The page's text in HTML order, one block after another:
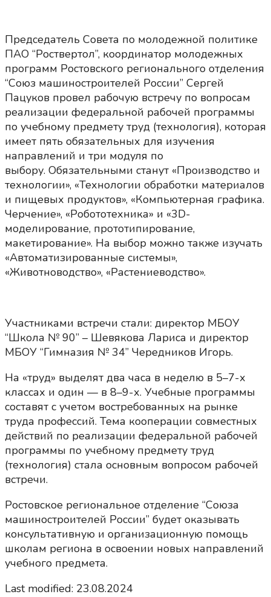
Председатель Совета по молодежной политике
ПАО “Роствертол”, координатор молодежных
программ Ростовского регионального отделения
“Союз машиностроителей России” Сергей
Пацуков провел рабочую встречу по вопросам
реализации федеральной рабочей программы
по учебному предмету труд (технология), которая
имеет пять обязательных для изучения
направлений и три модуля по
выбору. Обязательными станут «Производство и
технологии», «Технологии обработки материалов
и пищевых продуктов», «Компьютерная графика.
Черчение», «Робототехника» и «3D-
моделирование, прототипирование,
макетирование». На выбор можно также изучать
«Автоматизированные системы»,
«Животноводство», «Растениеводство».
Участниками встречи стали: директор МБОУ
“Школа № 90” – Шевякова Лариса и директор
МБОУ “Гимназия № 34” Чередников Игорь.
На «труд» выделят два часа в неделю в 5–7-х
классах и один — в 8–9-х. Учебные программы
составят с учетом востребованных на рынке
труда профессий. Тема кооперации совместных
действий по реализации федеральной рабочей
программы по учебному предмету труд
(технология) стала основным вопросом рабочей
встречи.
Ростовское региональное отделение “Союза
машиностроителей России” будет оказывать
консультативную и организационную помощь
школам региона в освоении новых направлений
учебного предмета.
Last modified: 23.08.2024